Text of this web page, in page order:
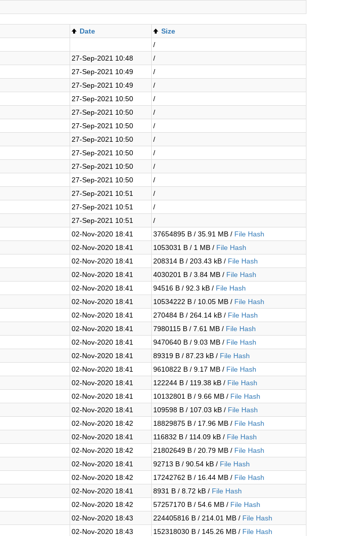
Date
Size
/
27-Sep-2021 10:48
/
27-Sep-2021 10:49
/
27-Sep-2021 10:49
/
27-Sep-2021 10:50
/
27-Sep-2021 10:50
/
27-Sep-2021 10:50
/
27-Sep-2021 10:50
/
27-Sep-2021 10:50
/
27-Sep-2021 10:50
/
27-Sep-2021 10:50
/
27-Sep-2021 10:51
/
27-Sep-2021 10:51
/
27-Sep-2021 10:51
/
02-Nov-2020 18:41 37654895 B / 35.91 MB / File Hash
02-Nov-2020 18:41 1053031 B / 1 MB / File Hash
02-Nov-2020 18:41 208314 B / 203.43 kB / File Hash
02-Nov-2020 18:41 4030201 B / 3.84 MB / File Hash
02-Nov-2020 18:41 94516 B / 92.3 kB / File Hash
02-Nov-2020 18:41 10534222 B / 10.05 MB / File Hash
02-Nov-2020 18:41 270484 B / 264.14 kB / File Hash
02-Nov-2020 18:41 7980115 B / 7.61 MB / File Hash
02-Nov-2020 18:41 9470640 B / 9.03 MB / File Hash
02-Nov-2020 18:41 89319 B / 87.23 kB / File Hash
02-Nov-2020 18:41 9610822 B / 9.17 MB / File Hash
02-Nov-2020 18:41 122244 B / 119.38 kB / File Hash
02-Nov-2020 18:41 10132801 B / 9.66 MB / File Hash
02-Nov-2020 18:41 109598 B / 107.03 kB / File Hash
02-Nov-2020 18:42 18829875 B / 17.96 MB / File Hash
02-Nov-2020 18:41 116832 B / 114.09 kB / File Hash
02-Nov-2020 18:42 21802649 B / 20.79 MB / File Hash
02-Nov-2020 18:41 92713 B / 90.54 kB / File Hash
02-Nov-2020 18:42 17242762 B / 16.44 MB / File Hash
02-Nov-2020 18:41 8931 B / 8.72 kB / File Hash
02-Nov-2020 18:42 57257170 B / 54.6 MB / File Hash
02-Nov-2020 18:43 224405816 B / 214.01 MB / File Hash
02-Nov-2020 18:43 152318030 B / 145.26 MB / File Hash